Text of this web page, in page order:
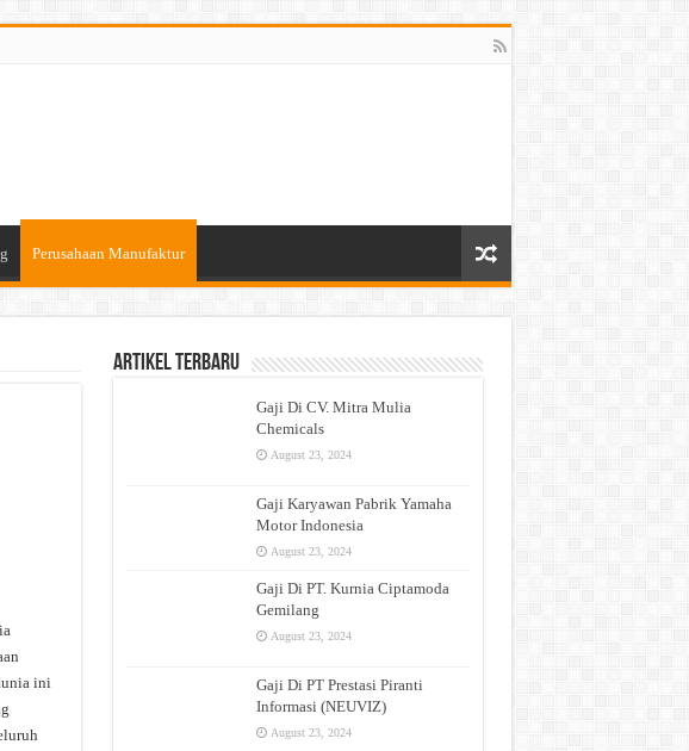
Perusahaan Manufaktur
ini
Artikel Terbaru
Gaji Di CV. Mitra Mulia
Chemicals
August 23, 2024
Gaji Karyawan Pabrik Yamaha
Motor Indonesia
August 23, 2024
Gaji Di PT. Kurnia Ciptamoda
Gemilang
August 23, 2024
Gaji Di PT Prestasi Piranti
Informasi (NEUVIZ)
August 23, 2024